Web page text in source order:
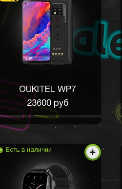
OUKITEL WP7
23600 руб
Есть в наличии